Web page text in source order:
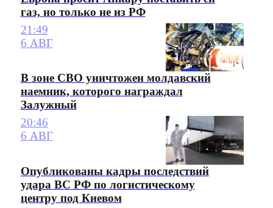
газ, но только не из РФ
21:49
6 АВГ
В зоне СВО уничтожен молдавский
наемник, которого награждал
Залужный
20:46
6 АВГ
Опубликованы кадры последствий
удара ВС РФ по логистическому
центру под Киевом